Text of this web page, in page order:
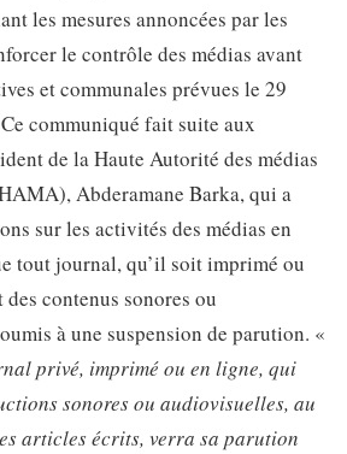
les mesures annoncées par les
le contrôle des médias avant
et communales prévues le 29
communiqué fait suite aux
de la Haute Autorité des médias
Abderamane Barka, qui a
sur les activités des médias en
tout journal, qu’il soit imprimé ou
contenus sonores ou
à une suspension de parution. «
privé, imprimé ou en ligne, qui
sonores ou audiovisuelles, au
articles écrits, verra sa parution